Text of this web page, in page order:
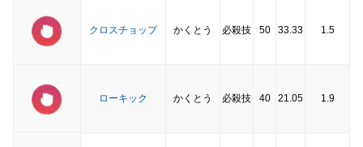
クロスチョップ かくとう 必殺技 50 33.33 1.5
ローキック かくとう 必殺技 40 21.05 1.9